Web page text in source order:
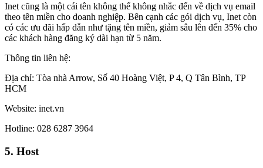
Inet cũng là một cái tên không thể không nhắc đến về dịch vụ email
theo tên miền cho doanh nghiệp. Bên cạnh các gói dịch vụ, Inet còn
có các ưu đãi hấp dẫn như tặng tên miền, giảm sâu lên đến 35% cho
các khách hàng đăng ký dài hạn từ 5 năm.
Thông tin liên hệ:
Địa chỉ: Tòa nhà Arrow, Số 40 Hoàng Việt, P 4, Q Tân Bình, TP
HCM
Website: inet.vn
Hotline: 028 6287 3964
5. Host